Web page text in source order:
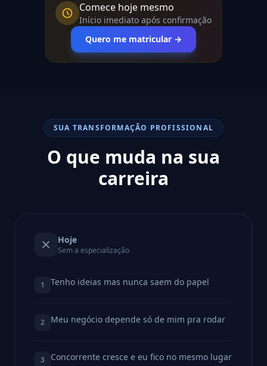
Comece hoje mesmo
Início imediato após confirmação
Quero me matricular →
SUA TRANSFORMAÇÃO PROFISSIONAL
O que muda na sua
carreira
Hoje
Sem a especialização
1 Tenho ideias mas nunca saem do papel
2 Meu negócio depende só de mim pra rodar
3 Concorrente cresce e eu fico no mesmo lugar